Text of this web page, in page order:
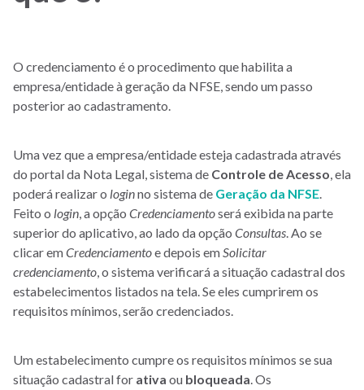
-
Legal
O credenciamento é o procedimento que habilita a
empresa/entidade à geração da NFSE, sendo um passo
posterior ao cadastramento.
Uma vez que a empresa/entidade esteja cadastrada através
do portal da Nota Legal, sistema de Controle de Acesso, ela
poderá realizar o loginno sistema de Geração da NFSE.
Feito o login, a opção Credenciamentoserá exibida na parte
superior do aplicativo, ao lado da opção Consultas. Ao se
clicar emCredenciamentoe depois emSolicitar
credenciamento, o sistema verificará a situação cadastral dos
estabelecimentos listados na tela. Se eles cumprirem os
requisitos mínimos, serão credenciados.
Um estabelecimento cumpre os requisitos mínimos se sua
situação cadastral for ativa ou bloqueada. Os